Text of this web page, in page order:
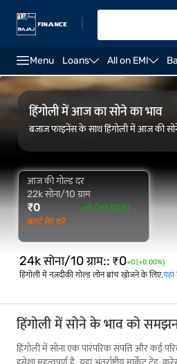
Menu Loans All on EMI
ओवरव्यू गोल्ड रेट ट्रेंड कैलकुलेटर
हिंगोली में आज का सोने का भाव
बजाज फाइनेंस के साथ हिंगोली में आज की
आज की गोल्ड दर
22k सोना/10 ग्राम
₹0
+0 (+0.00%)
अलर्ट सेट करें
24k सोना/10 ग्राम:: ₹0+0 (+0.00%)
हिंगोली में नज़दीकी गोल्ड लोन ब्रांच खोजने के लिए,
हिंगोली में सोने के भाव को
हिंगोली में सोना एक पारंपरिक संपत्ति और कई